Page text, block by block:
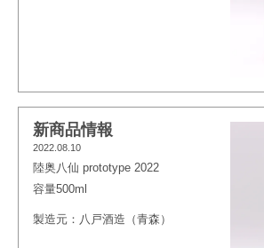
新商品情報
2022.08.10
陸奥八仙 prototype 2022
容量500ml
製造元：八戸酒造（青森）